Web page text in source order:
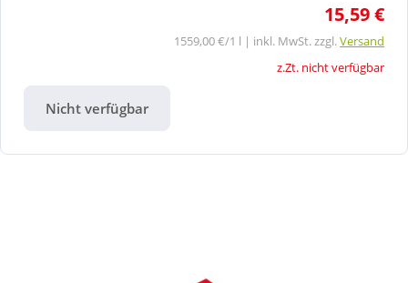
15,59 €
1559,00 €/1 l | inkl. MwSt. zzgl.Versand
z.Zt. nicht verfügbar
Nicht verfügbar